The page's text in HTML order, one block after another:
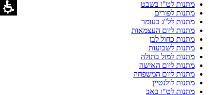
מתנות לט"ו בשבט
מתנות לפורים
מתנות לל"ג בעומר
מתנות ליום העצמאות
מתנות כחול לבן
מתנות לשבועות
מתנות למזל בתולה
מתנות ליום האישה
מתנות ליום המשפחה
מתנות לולנטיין
מתנות לט"ו באב